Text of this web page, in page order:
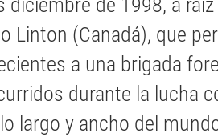
diciembre de 1998, a
Linton (Canadá), que
a una brigada
durante la lucha
largo y ancho del